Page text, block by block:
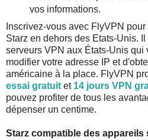
vos informations.
Inscrivez-vous avec FlyVPN
Starz en dehors des Etats-Unis.
serveurs VPN aux États-Unis qui
modifier votre adresse IP et
américaine à la place. FlyVPN
essai gratuit et 14 jours VPN
pouvez profiter de tous les
dépenser un centime.
Starz compatible des appareils